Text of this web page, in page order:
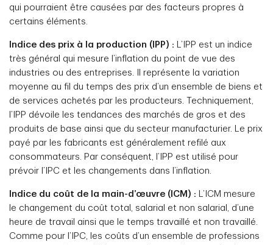
qui pourraient être causées par des facteurs propres à
certains éléments.
Indice des prix à la production (IPP) : L’IPP est un indice
très général qui mesure l’inflation du point de vue des
industries ou des entreprises. Il représente la variation
moyenne au fil du temps des prix d’un ensemble de biens et
de services achetés par les producteurs. Techniquement,
l’IPP dévoile les tendances des marchés de gros et des
produits de base ainsi que du secteur manufacturier. Le prix
payé par les fabricants est généralement refilé aux
consommateurs. Par conséquent, l’IPP est utilisé pour
prévoir l’IPC et les changements dans l’inflation.
Indice du coût de la main-d’œuvre (ICM) : L’ICM mesure
le changement du coût total, salarial et non salarial, d’une
heure de travail ainsi que le temps travaillé et non travaillé.
Comme pour l’IPC, les coûts d’un ensemble de professions